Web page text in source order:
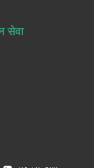
सेवा